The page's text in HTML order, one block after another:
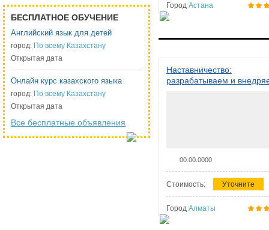
БЕСПЛАТНОЕ ОБУЧЕНИЕ
Английский язык для детей
город: По всему Казахстану
Открытая дата
Онлайн курс казахского языка
город: По всему Казахстану
Открытая дата
Все бесплатные объявления
Город Астана
Наставничество:
разрабатываем и
00.00.0000
Стоимость: Уточните
Город Алматы